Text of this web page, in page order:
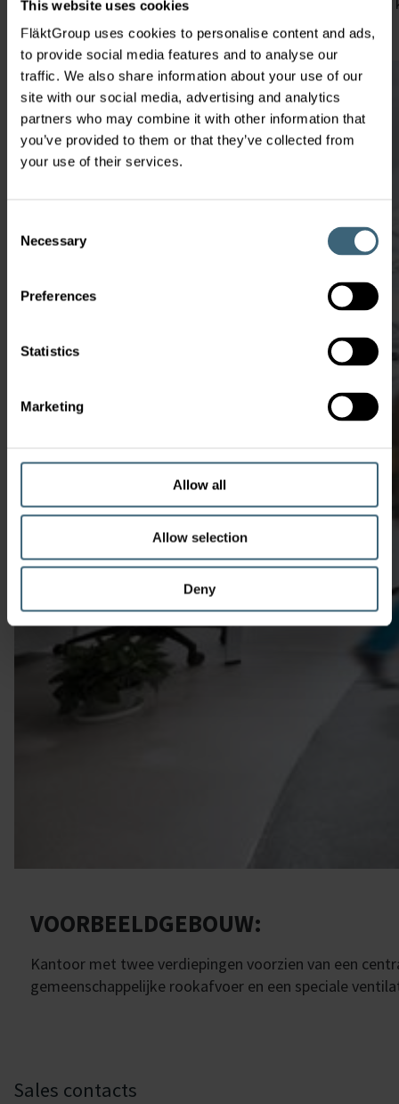
This website uses cookies
FläktGroup uses cookies to personalise content and ads,
to provide social media features and to analyse our
traffic. We also share information about your use of our
site with our social media, advertising and analytics
partners who may combine it with other information that
you’ve provided to them or that they’ve collected from
your use of their services.
Selection
Necessary
Preferences
Statistics
Marketing
Allow all
Allow selection
Deny
VOORBEELDGEBOUW:
Kantoor met twee verdiepingen voorzien van een
gemeenschappelijke rookafvoer en een speciale
Sales contacts